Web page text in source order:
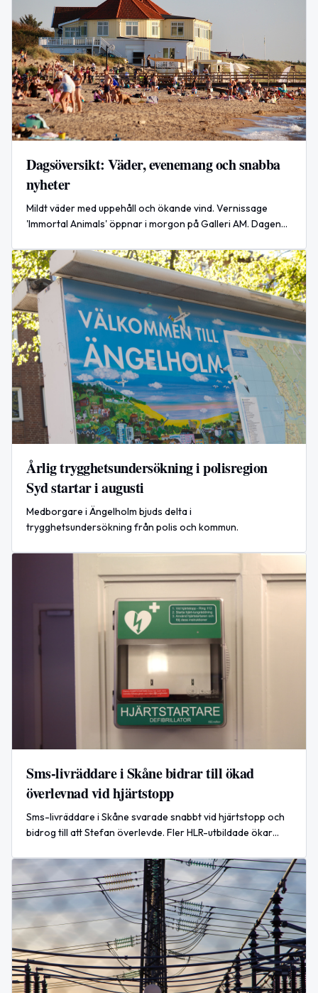
Dagsöversikt: Väder, evenemang och snabba
nyheter
Mildt väder med uppehåll och ökande vind. Vernissage
'Immortal Animals' öppnar i morgon på Galleri AM. Dagens
Årlig trygghetsundersökning i polisregion
Syd startar i augusti
Medborgare i Ängelholm bjuds delta i
trygghetsundersökning från polis och kommun.
Sms-livräddare i Skåne bidrar till ökad
överlevnad vid hjärtstopp
Sms-livräddare i Skåne svarade snabbt vid hjärtstopp och
bidrog till att Stefan överlevde. Fler HLR-utbildade ökar